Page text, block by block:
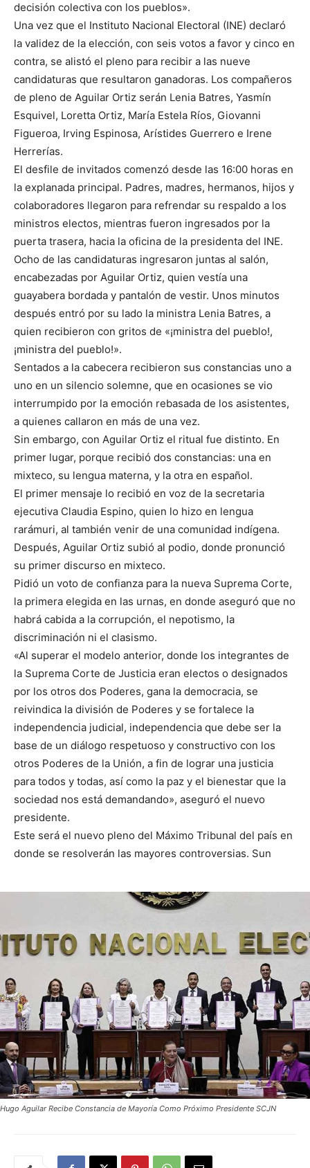
decisión colectiva con los pueblos».
Una vez que el Instituto Nacional Electoral (INE) declaró
la validez de la elección, con seis votos a favor y cinco en
contra, se alistó el pleno para recibir a las nueve
candidaturas que resultaron ganadoras. Los compañeros
de pleno de Aguilar Ortiz serán Lenia Batres, Yasmín
Esquivel, Loretta Ortiz, María Estela Ríos, Giovanni
Figueroa, Irving Espinosa, Arístides Guerrero e Irene
Herrerías.
El desfile de invitados comenzó desde las 16:00 horas en
la explanada principal. Padres, madres, hermanos, hijos y
colaboradores llegaron para refrendar su respaldo a los
ministros electos, mientras fueron ingresados por la
puerta trasera, hacia la oficina de la presidenta del INE.
Ocho de las candidaturas ingresaron juntas al salón,
encabezadas por Aguilar Ortiz, quien vestía una
guayabera bordada y pantalón de vestir. Unos minutos
después entró por su lado la ministra Lenia Batres, a
quien recibieron con gritos de «¡ministra del pueblo!,
¡ministra del pueblo!».
Sentados a la cabecera recibieron sus constancias uno a
uno en un silencio solemne, que en ocasiones se vio
interrumpido por la emoción rebasada de los asistentes,
a quienes callaron en más de una vez.
Sin embargo, con Aguilar Ortiz el ritual fue distinto. En
primer lugar, porque recibió dos constancias: una en
mixteco, su lengua materna, y la otra en español.
El primer mensaje lo recibió en voz de la secretaria
ejecutiva Claudia Espino, quien lo hizo en lengua
rarámuri, al también venir de una comunidad indígena.
Después, Aguilar Ortiz subió al podio, donde pronunció
su primer discurso en mixteco.
Pidió un voto de confianza para la nueva Suprema Corte,
la primera elegida en las urnas, en donde aseguró que no
habrá cabida a la corrupción, el nepotismo, la
discriminación ni el clasismo.
«Al superar el modelo anterior, donde los integrantes de
la Suprema Corte de Justicia eran electos o designados
por los otros dos Poderes, gana la democracia, se
reivindica la división de Poderes y se fortalece la
independencia judicial, independencia que debe ser la
base de un diálogo respetuoso y constructivo con los
otros Poderes de la Unión, a fin de lograr una justicia
para todos y todas, así como la paz y el bienestar que la
sociedad nos está demandando», aseguró el nuevo
presidente.
Este será el nuevo pleno del Máximo Tribunal del país en
donde se resolverán las mayores controversias. Sun
Hugo Aguilar Recibe Constancia de Mayoría Como Próximo Presidente SCJN